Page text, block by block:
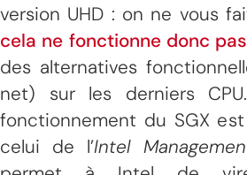
version UHD : on ne vous
cela ne fonctionne donc pas
des alternatives
net) sur les derniers
fonctionnement du SGX
celui de l’Intel